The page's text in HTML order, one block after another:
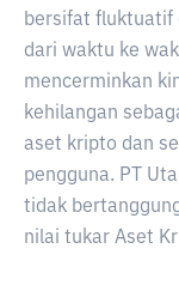
bersifat fluktuatif
dari waktu ke
mencerminkan
kehilangan
aset kripto dan
pengguna. PT
tidak
nilai tukar Aset